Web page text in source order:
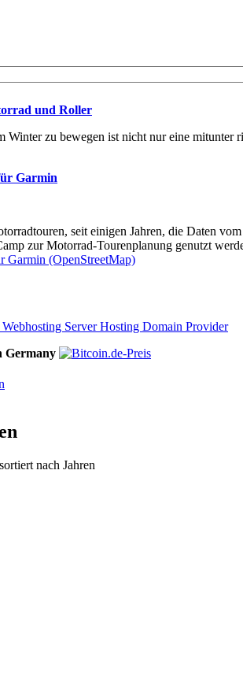
und Roller
Winter zu bewegen ist nicht nur eine mitunter
Garmin
seit einigen Jahren, die Daten
zur Motorrad-Tourenplanung genutzt
Garmin (OpenStreetMap)
Germany
nach Jahren